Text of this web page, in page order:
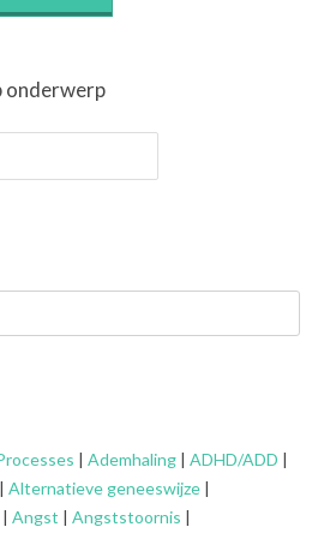
onderwerp
| Ademhaling | ADHD/ADD |
| Alternatieve geneeswijze |
| Angst | Angststoornis |